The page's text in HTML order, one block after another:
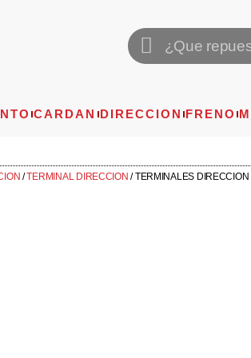
CARDAN DIRECCION FRENO
/TERMINAL DIRECCION / TERMINALES